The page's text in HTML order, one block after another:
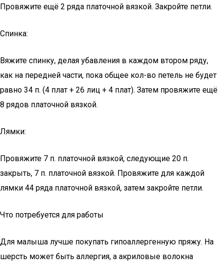
Провяжите ещё 2 ряда платочной вязкой. Закройте петли.
Спинка:
Вяжите спинку, делая убавления в каждом втором ряду,
как на передней части, пока общее кол-во петель не будет
равно 34 п. (4 плат + 26 лиц + 4 плат). Затем провяжите ещё
8 рядов платочной вязкой.
Лямки:
Провяжите 7 п. платочной вязкой, следующие 20 п.
закрыть, 7 п. платочной вязкой. Провяжите для каждой
лямки 44 ряда платочной вязкой, затем закройте петли.
Что потребуется для работы
Для малыша лучше покупать гипоаллергенную пряжу. На
шерсть может быть аллергия, а акриловые волокна